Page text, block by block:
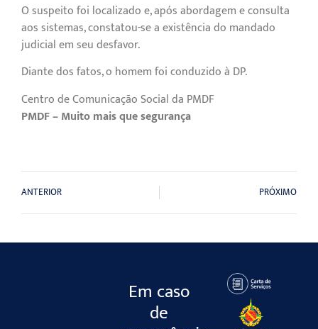
O suspeito foi localizado e, após abordagem e consulta
aos sistemas, constatou-se a existência do mandado
judicial em seu desfavor.
Diante dos fatos, o homem foi conduzido à DP.
Centro de Comunicação Social da PMDF
PMDF – Muito mais que segurança
ANTERIOR PRÓXIMO
Em caso
de